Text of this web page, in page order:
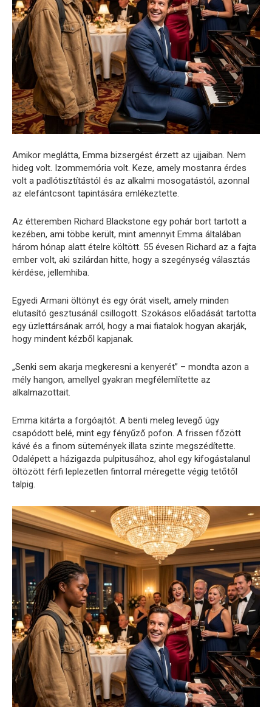
Amikor meglátta, Emma bizsergést érzett az ujjaiban. Nem
hideg volt. Izommemória volt. Keze, amely mostanra érdes
volt a padlótisztítástól és az alkalmi mosogatástól, azonnal
az elefántcsont tapintására emlékeztette.
Az étteremben Richard Blackstone egy pohár bort tartott a
kezében, ami többe került, mint amennyit Emma általában
három hónap alatt ételre költött. 55 évesen Richard az a fajta
ember volt, aki szilárdan hitte, hogy a szegénység választás
kérdése, jellemhiba.
Egyedi Armani öltönyt és egy órát viselt, amely minden
elutasító gesztusánál csillogott. Szokásos előadását tartotta
egy üzlettársának arról, hogy a mai fiatalok hogyan akarják,
hogy mindent kézből kapjanak.
„Senki sem akarja megkeresni a kenyerét” – mondta azon a
mély hangon, amellyel gyakran megfélemlítette az
alkalmazottait.
Emma kitárta a forgóajtót. A benti meleg levegő úgy
csapódott belé, mint egy fényűző pofon. A frissen főzött
kávé és a finom sütemények illata szinte megszédítette.
Odalépett a házigazda pulpitusához, ahol egy kifogástalanul
öltözött férfi leplezetlen fintorral méregette végig tetőtől
talpig.